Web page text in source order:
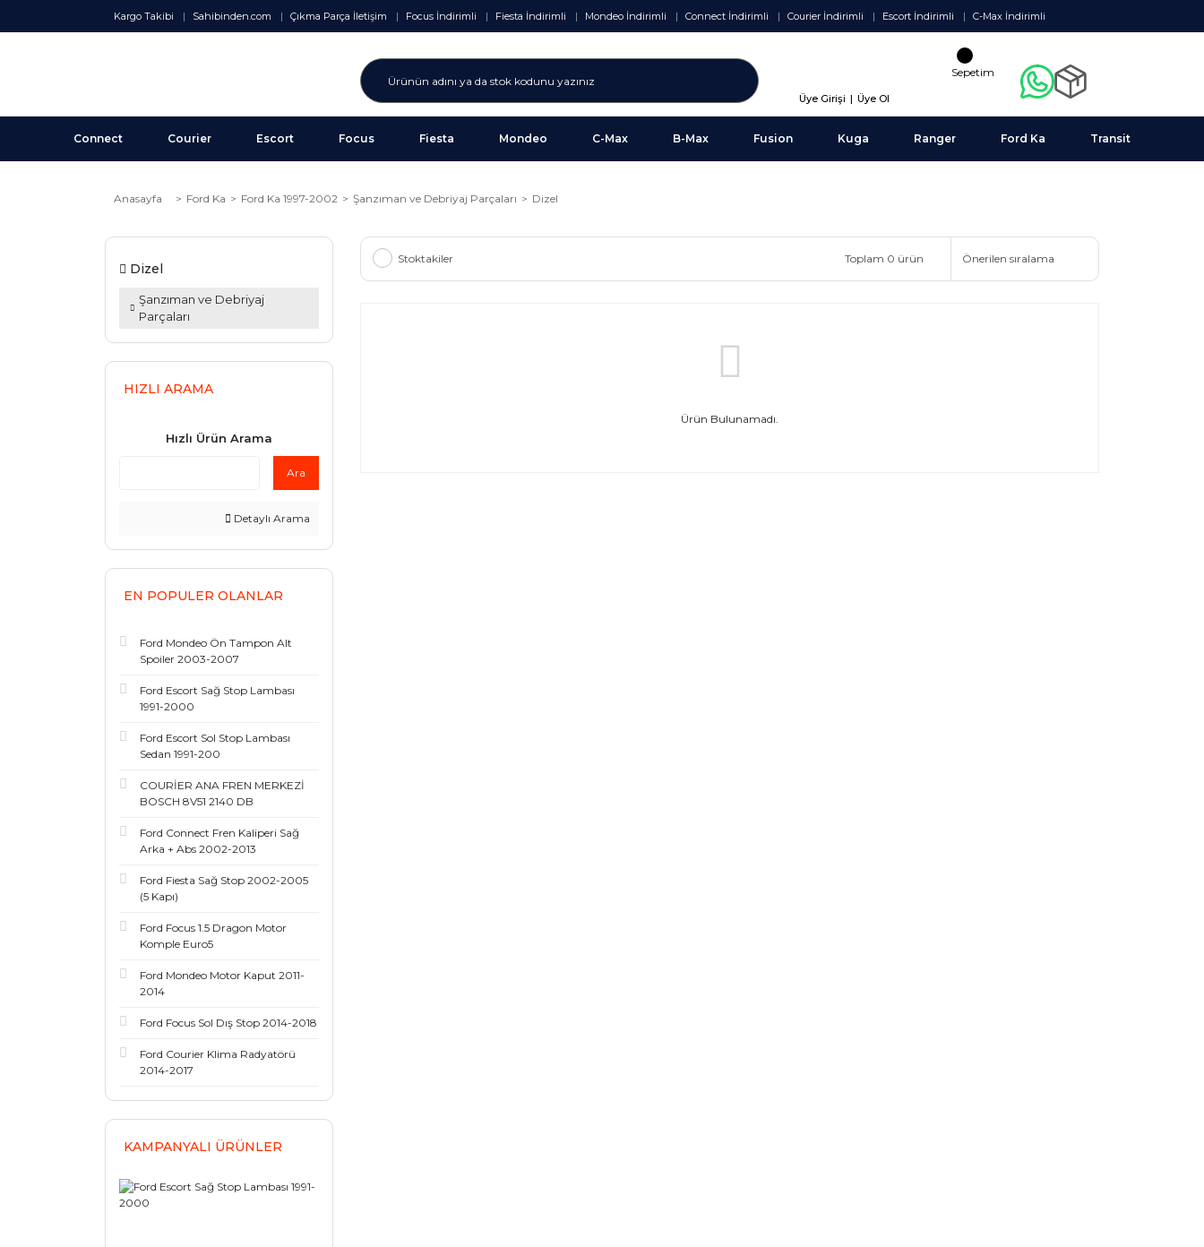
Kargo Takibi Sahibinden.com Çıkma Parça İletişim Focus İndirimli Fiesta İndirimli Mondeo İndirimli Connect İndirimli Courier İndirimli Escort İndirimli C-Max İndirimli
Üye Girişi | Üye Ol
Sepetim
Connect Courier Escort Focus Fiesta Mondeo C-Max B-Max Fusion Kuga Ranger Ford Ka Transit
Anasayfa Ford Ka Ford Ka 1997-2002 Şanzıman ve Debriyaj Parçaları Dizel
Dizel
Şanzıman ve Debriyaj
Parçaları
HIZLI ARAMA
Hızlı Ürün Arama
Ara
Detaylı Arama
EN POPULER OLANLAR
Ford Mondeo Ön Tampon Alt
Spoiler 2003-2007
Ford Escort Sağ Stop Lambası
1991-2000
Ford Escort Sol Stop Lambası
Sedan 1991-200
COURİER ANA FREN MERKEZİ
BOSCH 8V51 2140 DB
Ford Connect Fren Kaliperi Sağ
Arka + Abs 2002-2013
Ford Fiesta Sağ Stop 2002-2005
(5 Kapı)
Ford Focus 1.5 Dragon Motor
Komple Euro5
Ford Mondeo Motor Kaput 2011-
2014
Ford Focus Sol Dış Stop 2014-2018
Ford Courier Klima Radyatörü
2014-2017
KAMPANYALI ÜRÜNLER
Stoktakiler Toplam 0 ürün
Ürün Bulunamadı.